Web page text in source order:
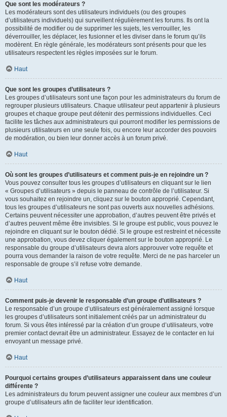
Que sont les modérateurs ?
Les modérateurs sont des utilisateurs individuels (ou des groupes
d’utilisateurs individuels) qui surveillent régulièrement les forums. Ils ont la
possibilité de modifier ou de supprimer les sujets, les verrouiller, les
déverrouiller, les déplacer, les fusionner et les diviser dans le forum qu’ils
modèrent. En règle générale, les modérateurs sont présents pour que les
utilisateurs respectent les règles imposées sur le forum.
Haut
Que sont les groupes d’utilisateurs ?
Les groupes d’utilisateurs sont une façon pour les administrateurs du forum de
regrouper plusieurs utilisateurs. Chaque utilisateur peut appartenir à plusieurs
groupes et chaque groupe peut détenir des permissions individuelles. Ceci
facilite les tâches aux administrateurs qui pourront modifier les permissions de
plusieurs utilisateurs en une seule fois, ou encore leur accorder des pouvoirs
de modération, ou bien leur donner accès à un forum privé.
Haut
Où sont les groupes d’utilisateurs et comment puis-je en rejoindre un ?
Vous pouvez consulter tous les groupes d’utilisateurs en cliquant sur le lien
« Groupes d’utilisateurs » depuis le panneau de contrôle de l’utilisateur. Si
vous souhaitez en rejoindre un, cliquez sur le bouton approprié. Cependant,
tous les groupes d’utilisateurs ne sont pas ouverts aux nouvelles adhésions.
Certains peuvent nécessiter une approbation, d’autres peuvent être privés et
d’autres peuvent même être invisibles. Si le groupe est public, vous pouvez le
rejoindre en cliquant sur le bouton dédié. Si le groupe est restreint et nécessite
une approbation, vous devez cliquer également sur le bouton approprié. Le
responsable du groupe d’utilisateurs devra alors approuver votre requête et
pourra vous demander la raison de votre requête. Merci de ne pas harceler un
responsable de groupe s’il refuse votre demande.
Haut
Comment puis-je devenir le responsable d’un groupe d’utilisateurs ?
Le responsable d’un groupe d’utilisateurs est généralement assigné lorsque
les groupes d’utilisateurs sont initialement créés par un administrateur du
forum. Si vous êtes intéressé par la création d’un groupe d’utilisateurs, votre
premier contact devrait être un administrateur. Essayez de le contacter en lui
envoyant un message privé.
Haut
Pourquoi certains groupes d’utilisateurs apparaissent dans une couleur
différente ?
Les administrateurs du forum peuvent assigner une couleur aux membres d’un
groupe d’utilisateurs afin de faciliter leur identification.